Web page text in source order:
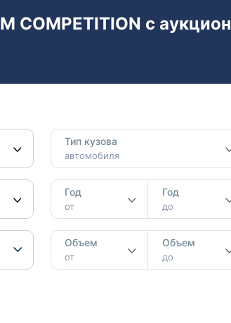
Mercedes-Benz
COMPETITION с
Тип кузова
автомобиля
Год
от
Год
до
Объем
от
Объем
до